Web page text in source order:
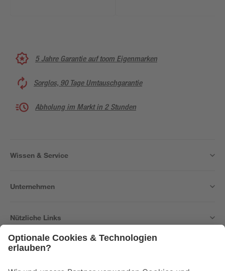
5 Jahre Garantie auf toom Eigenmarken
Sorglos, 90 Tage Umtauschgarantie
Abholung im Markt in 2 Stunden
Wissen & Service
Unternehmen
Nützliche Links